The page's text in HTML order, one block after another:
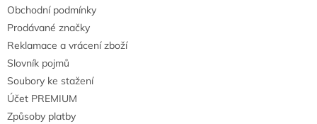
Obchodní podmínky
Prodávané značky
Reklamace a vrácení zboží
Slovník pojmů
Soubory ke stažení
Účet PREMIUM
Způsoby platby